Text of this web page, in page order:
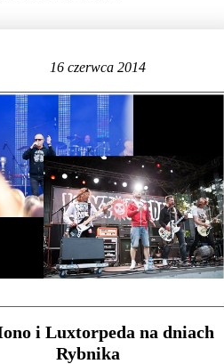
16 czerwca 2014
i Luxtorpeda na dniach
Rybnika